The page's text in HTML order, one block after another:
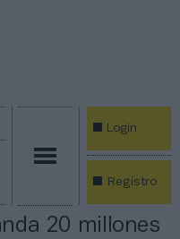
Login
Registro
20 millones